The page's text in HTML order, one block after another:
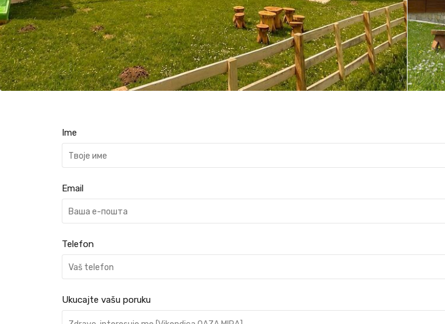
Ime
Email
Telefon
Ukucajte vašu poruku